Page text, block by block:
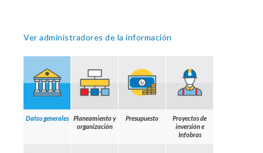
Ver administradores de la información
Datos generales
Planeamiento y
organización
Presupuesto
Proyectos de
inversión e
Infobras